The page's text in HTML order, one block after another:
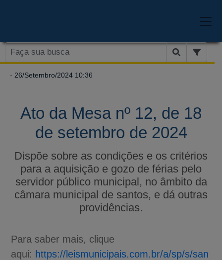
- 26/Setembro/2024 10:36
Ato da Mesa nº 12, de 18
de setembro de 2024
Dispõe sobre as condições e os critérios
para a aquisição e gozo de férias pelo
servidor público municipal, no âmbito da
câmara municipal de santos, e dá outras
providências.
Para saber mais, clique
aqui: https://leismunicipais.com.br/a/sp/s/san